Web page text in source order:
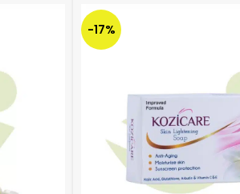
-17%